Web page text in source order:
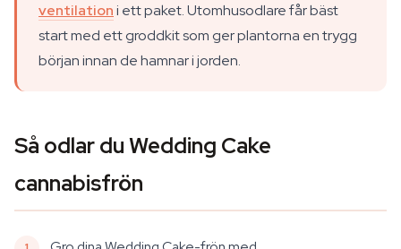
ventilationi ett paket. Utomhusodlare får bäst
start med ett groddkit som ger plantorna en trygg
början innan de hamnar i jorden.
Så odlar du Wedding Cake
cannabisfrön